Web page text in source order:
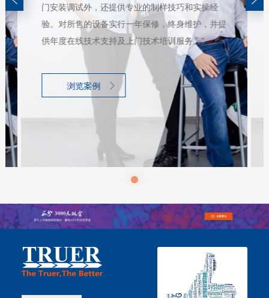
门安装调试外，还提供专业的制样技巧和实操经
验。对所售的设备实行一年保修，终身维护，并提
供年度在线技术支持及上门技术培训服务。”
浏览案例